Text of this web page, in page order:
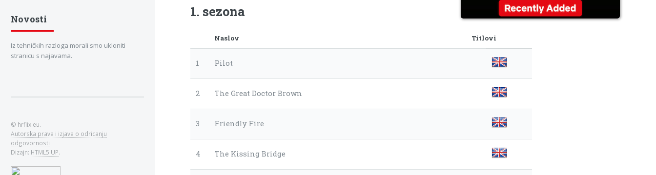
1. sezona
Naslov Titlovi
1 Pilot
2 The Great Doctor Brown
3 Friendly Fire
4 The Kissing Bridge
Novosti
Iz tehničkih razloga morali smo ukloniti
stranicu s najavama.
© hrflix.eu.
Autorska prava i izjava o odricanju
odgovornosti
Dizajn: HTML5 UP.